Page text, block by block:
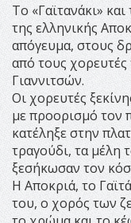
Το «Γαϊτανάκι»
της ελληνικής
απόγευμα, στους
από τους
Γιαννιτσών.
Οι χορευτές
με προορισμό τον
κατέληξε στην
τραγούδι, τα μέλη
ξεσήκωσαν τον
Η Αποκριά, το
του, ο χορός των